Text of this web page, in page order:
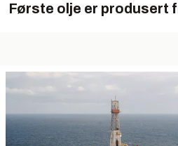
Første olje er produsert